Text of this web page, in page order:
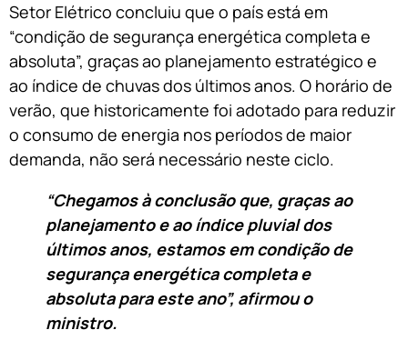
Setor Elétrico concluiu que o país está em
“condição de segurança energética completa e
absoluta”, graças ao planejamento estratégico e
ao índice de chuvas dos últimos anos. O horário de
verão, que historicamente foi adotado para reduzir
o consumo de energia nos períodos de maior
demanda, não será necessário neste ciclo.
“Chegamos à conclusão que, graças ao
planejamento e ao índice pluvial dos
últimos anos, estamos em condição de
segurança energética completa e
absoluta para este ano”, afirmou o
ministro.